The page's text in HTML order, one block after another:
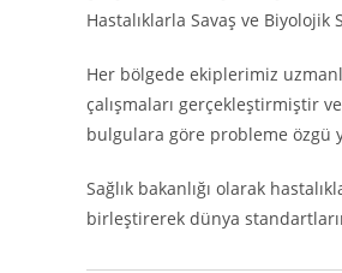
Hastalıklarla Savaş ve
Her bölgede ekiplerimiz
çalışmaları gerçekleştirmiştir
bulgulara göre probleme
Sağlık bakanlığı olarak
birleştirerek dünya